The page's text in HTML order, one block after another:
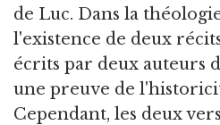
de Luc. Dans la
l'existence de deux
écrits par deux auteurs
une preuve de
Cependant, les deux